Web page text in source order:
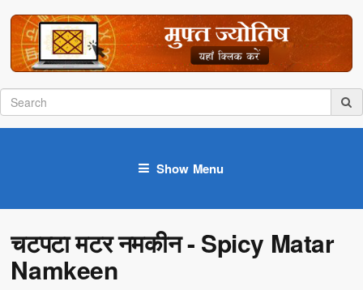
Show Menu
चटपटा मटर नमकीन - Spicy Matar
Namkeen